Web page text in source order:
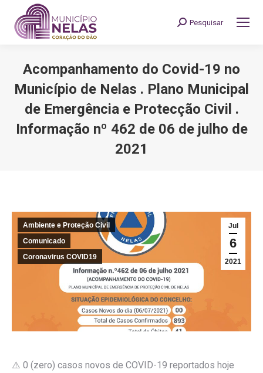
Search:
Pesquisar
Acompanhamento do Covid-19 no
Município de Nelas . Plano Municipal
de Emergência e Protecção Civil .
Informação nº 462 de 06 de julho de
2021
Jul
6
2021
Ambiente e Proteção Civil
Comunicado
Coronavirus COVID19
⚠️ 0 (zero) casos novos de COVID-19 reportados hoje